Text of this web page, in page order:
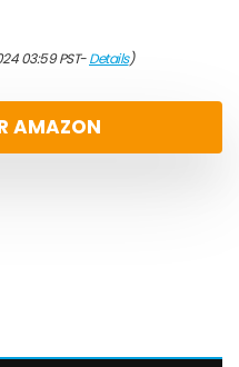
03:59 PST-Details)
AMAZON